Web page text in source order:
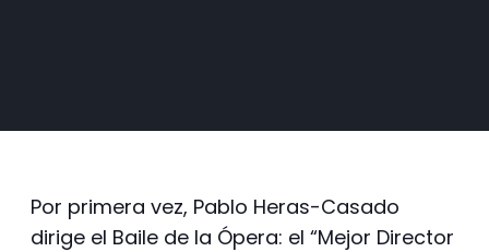
Por primera vez, Pablo Heras-Casado
dirige el Baile de la Ópera: el “Mejor Director